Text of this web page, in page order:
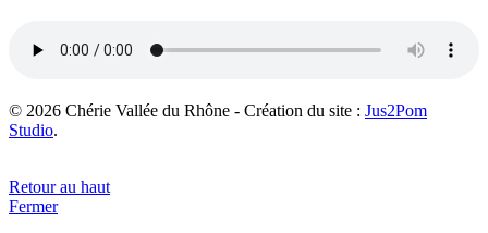
© 2026 Chérie Vallée du Rhône - Création du site : Jus2Pom
Studio.
Retour au haut
Fermer